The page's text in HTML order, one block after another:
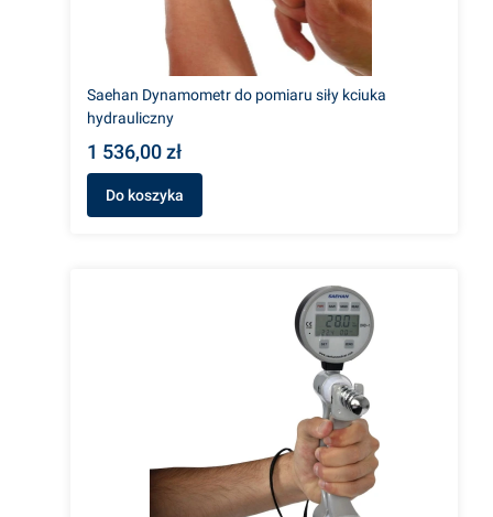
Saehan Dynamometr do pomiaru siły kciuka
hydrauliczny
1 536,00 zł
Do koszyka